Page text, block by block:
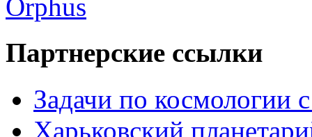
Партнерские ссылки
Задачи по космологии
Харьковский